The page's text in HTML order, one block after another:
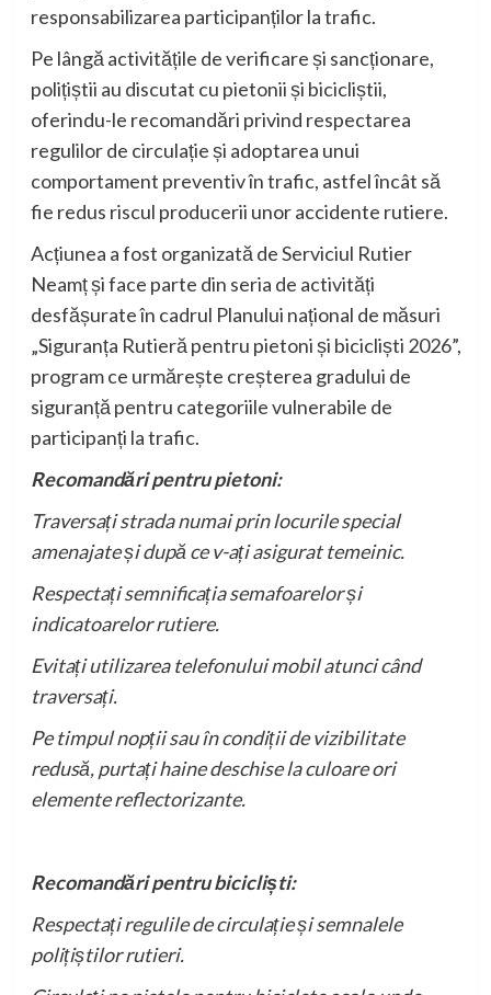
responsabilizarea participanților la trafic.
Pe lângă activitățile de verificare și sancționare,
polițiștii au discutat cu pietonii și bicicliștii,
oferindu-le recomandări privind respectarea
regulilor de circulație și adoptarea unui
comportament preventiv în trafic, astfel încât să
fie redus riscul producerii unor accidente rutiere.
Acțiunea a fost organizată de Serviciul Rutier
Neamț și face parte din seria de activități
desfășurate în cadrul Planului național de măsuri
„Siguranța Rutieră pentru pietoni și bicicliști 2026”,
program ce urmărește creșterea gradului de
siguranță pentru categoriile vulnerabile de
participanți la trafic.
Recomandări pentru pietoni:
Traversați strada numai prin locurile special
amenajate și după ce v-ați asigurat temeinic.
Respectați semnificația semafoarelor și
indicatoarelor rutiere.
Evitați utilizarea telefonului mobil atunci când
traversați.
Pe timpul nopții sau în condiții de vizibilitate
redusă, purtați haine deschise la culoare ori
elemente reflectorizante.
Recomandări pentru bicicliști:
Respectați regulile de circulație și semnalele
polițiștilor rutieri.